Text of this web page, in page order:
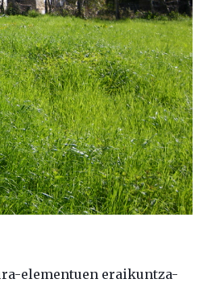
elementuen eraikuntza-